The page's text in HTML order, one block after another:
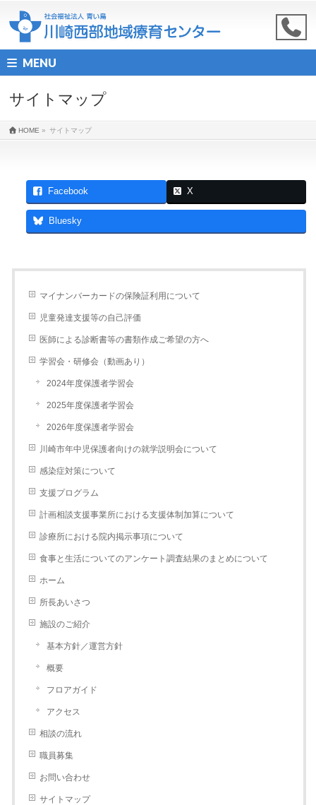
MENU
サイトマップ
HOME » サイトマップ
Facebook X
Bluesky
マイナンバーカードの保険証利用について
児童発達支援等の自己評価
医師による診断書等の書類作成ご希望の方へ
学習会・研修会（動画あり）
2024年度保護者学習会
2025年度保護者学習会
2026年度保護者学習会
川崎市年中児保護者向けの就学説明会について
感染症対策について
支援プログラム
計画相談支援事業所における支援体制加算について
診療所における院内掲示事項について
食事と生活についてのアンケート調査結果のまとめについて
ホーム
所長あいさつ
施設のご紹介
基本方針／運営方針
概要
フロアガイド
アクセス
相談の流れ
職員募集
お問い合わせ
サイトマップ